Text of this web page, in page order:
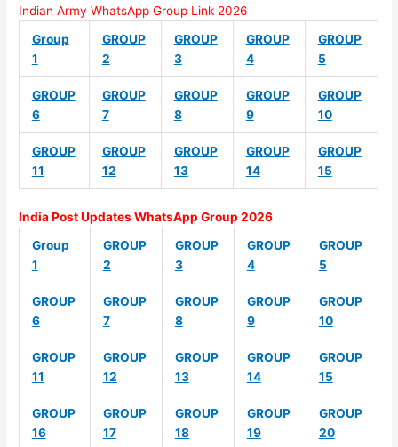
Indian Army WhatsApp Group Link 2026
Group
1
GROUP
2
GROUP
3
GROUP
4
GROUP
5
GROUP
6
GROUP
7
GROUP
8
GROUP
9
GROUP
10
GROUP
11
GROUP
12
GROUP
13
GROUP
14
GROUP
15
India Post Updates WhatsApp Group 2026
Group
1
GROUP
2
GROUP
3
GROUP
4
GROUP
5
GROUP
6
GROUP
7
GROUP
8
GROUP
9
GROUP
10
GROUP
11
GROUP
12
GROUP
13
GROUP
14
GROUP
15
GROUP
16
GROUP
17
GROUP
18
GROUP
19
GROUP
20